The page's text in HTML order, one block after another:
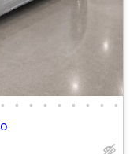
• • • • • • • • •